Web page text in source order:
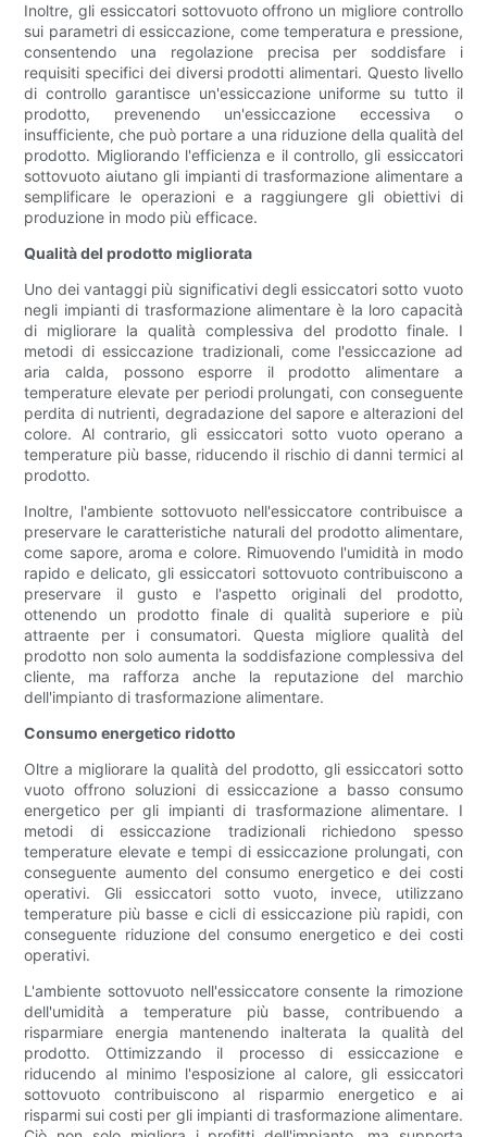
Inoltre, gli essiccatori sottovuoto offrono un migliore controllo
sui parametri di essiccazione, come temperatura e pressione,
consentendo una regolazione precisa per soddisfare i
requisiti specifici dei diversi prodotti alimentari. Questo livello
di controllo garantisce un'essiccazione uniforme su tutto il
prodotto, prevenendo un'essiccazione eccessiva o
insufficiente, che può portare a una riduzione della qualità del
prodotto. Migliorando l'efficienza e il controllo, gli essiccatori
sottovuoto aiutano gli impianti di trasformazione alimentare a
semplificare le operazioni e a raggiungere gli obiettivi di
produzione in modo più efficace.
Qualità del prodotto migliorata
Uno dei vantaggi più significativi degli essiccatori sotto vuoto
negli impianti di trasformazione alimentare è la loro capacità
di migliorare la qualità complessiva del prodotto finale. I
metodi di essiccazione tradizionali, come l'essiccazione ad
aria calda, possono esporre il prodotto alimentare a
temperature elevate per periodi prolungati, con conseguente
perdita di nutrienti, degradazione del sapore e alterazioni del
colore. Al contrario, gli essiccatori sotto vuoto operano a
temperature più basse, riducendo il rischio di danni termici al
prodotto.
Inoltre, l'ambiente sottovuoto nell'essiccatore contribuisce a
preservare le caratteristiche naturali del prodotto alimentare,
come sapore, aroma e colore. Rimuovendo l'umidità in modo
rapido e delicato, gli essiccatori sottovuoto contribuiscono a
preservare il gusto e l'aspetto originali del prodotto,
ottenendo un prodotto finale di qualità superiore e più
attraente per i consumatori. Questa migliore qualità del
prodotto non solo aumenta la soddisfazione complessiva del
cliente, ma rafforza anche la reputazione del marchio
dell'impianto di trasformazione alimentare.
Consumo energetico ridotto
Oltre a migliorare la qualità del prodotto, gli essiccatori sotto
vuoto offrono soluzioni di essiccazione a basso consumo
energetico per gli impianti di trasformazione alimentare. I
metodi di essiccazione tradizionali richiedono spesso
temperature elevate e tempi di essiccazione prolungati, con
conseguente aumento del consumo energetico e dei costi
operativi. Gli essiccatori sotto vuoto, invece, utilizzano
temperature più basse e cicli di essiccazione più rapidi, con
conseguente riduzione del consumo energetico e dei costi
operativi.
L'ambiente sottovuoto nell'essiccatore consente la rimozione
dell'umidità a temperature più basse, contribuendo a
risparmiare energia mantenendo inalterata la qualità del
prodotto. Ottimizzando il processo di essiccazione e
riducendo al minimo l'esposizione al calore, gli essiccatori
sottovuoto contribuiscono al risparmio energetico e ai
risparmi sui costi per gli impianti di trasformazione alimentare.